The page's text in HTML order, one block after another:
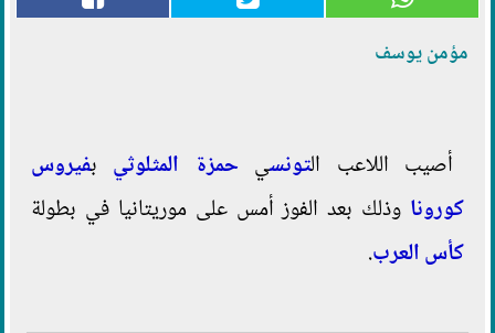
مؤمن يوسف
أصيب اللاعب التونسي حمزة المثلوثي بفيروس
كورونا وذلك بعد الفوز أمس على موريتانيا في بطولة
كأس العرب.